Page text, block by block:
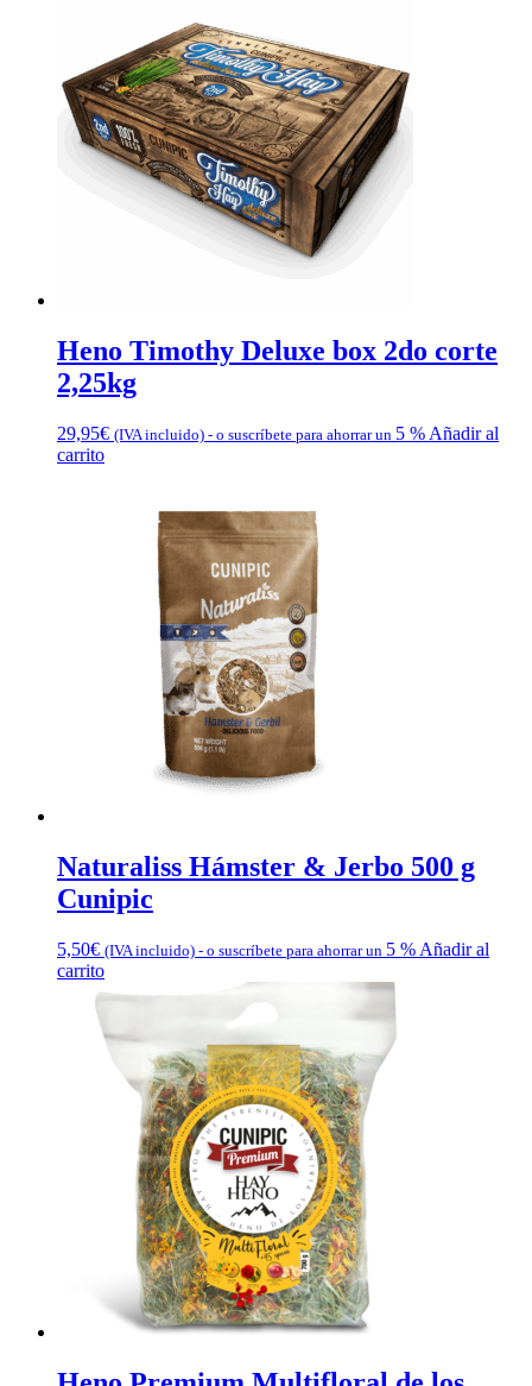
Heno Timothy Deluxe box 2do corte
2,25kg
29,95€ (IVA incluido) - o suscríbete para ahorrar un 5 % Añadir al
carrito
Naturaliss Hámster & Jerbo 500 g
Cunipic
5,50€ (IVA incluido) - o suscríbete para ahorrar un 5 % Añadir al
carrito